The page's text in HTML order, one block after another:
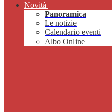
Novità
Panoramica
Le notizie
Calendario eventi
Albo Online